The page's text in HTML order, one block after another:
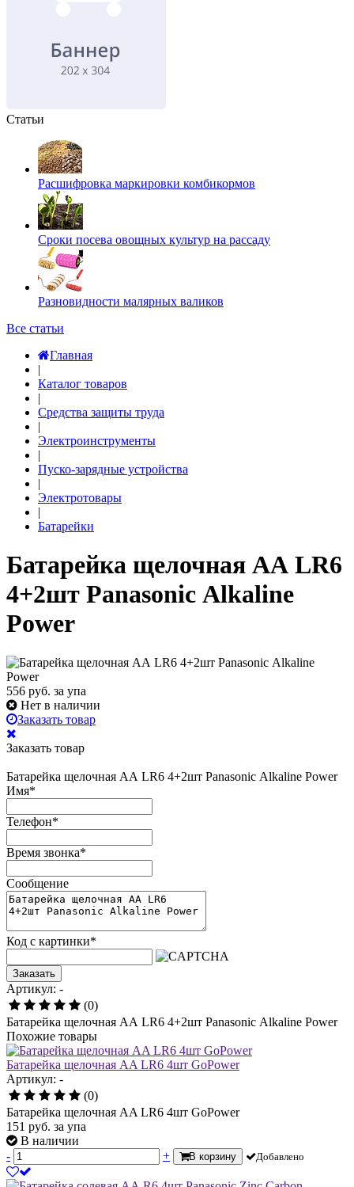
Статьи
Расшифровка маркировки комбикормов
Сроки посева овощных культур на рассаду
Разновидности малярных валиков
Все статьи
Главная
|
Каталог товаров
|
Средства защиты труда
|
Электроинструменты
|
Пуско-зарядные устройства
|
Электротовары
|
Батарейки
Батарейка щелочная АА LR6
4+2шт Panasonic Аlkaline
Power
556 руб. за упа
Нет в наличии
Заказать товар
Заказать товар
Батарейка щелочная АА LR6 4+2шт Panasonic Аlkaline Power
Имя*
Телефон*
Время звонка*
Сообщение
Код с картинки*
Заказать
Артикул: -
(0)
Батарейка щелочная АА LR6 4+2шт Panasonic Аlkaline Power
Похожие товары
Батарейка щелочная AA LR6 4шт GoPower
Артикул: -
(0)
Батарейка щелочная AA LR6 4шт GoPower
151 руб. за упа
В наличии
-
+ В корзину Добавлено